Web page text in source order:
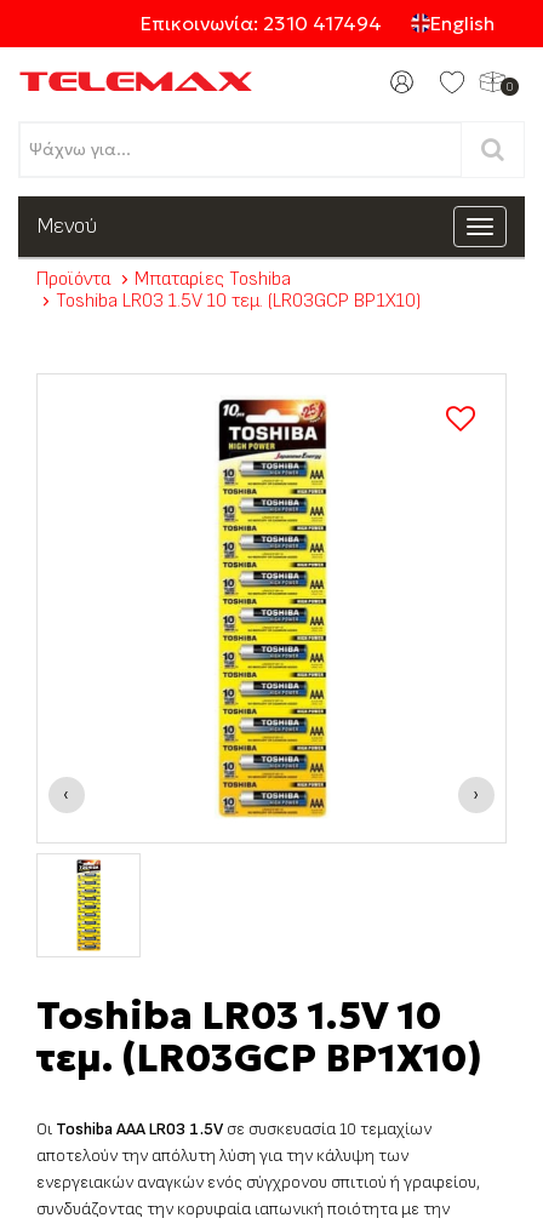
Επικοινωνία: 2310 417494 English
0
Προϊόντα
Κατηγορίες
Toggle
Μενού
Προϊόντα
Μπαταρίες Toshiba
Toshiba LR03 1.5V 10 τεμ. (LR03GCP BP1X10)
‹ ›
Toshiba LR03 1.5V 10
τεμ. (LR03GCP BP1X10)
Οι Toshiba AAA LR03 1.5V σε συσκευασία 10 τεμαχίων
αποτελούν την απόλυτη λύση για την κάλυψη των
ενεργειακών αναγκών ενός σύγχρονου σπιτιού ή γραφείου,
συνδυάζοντας την κορυφαία ιαπωνική ποιότητα με την